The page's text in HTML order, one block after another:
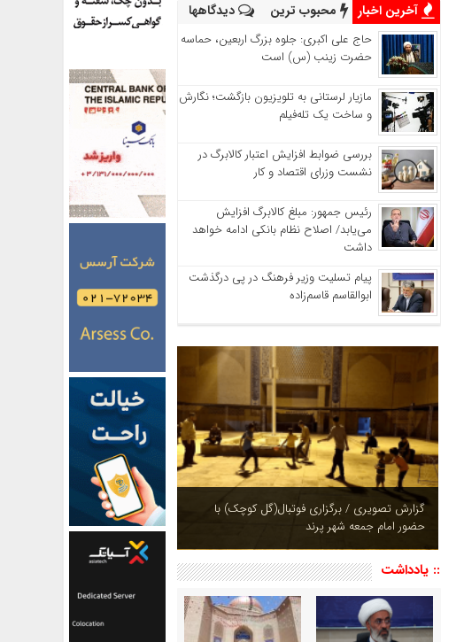
آخرین اخبار محبوب ترین دیدگاهها
حاج‌ علی‌ اکبری: جلوه بزرگ اربعین، حماسه
حضرت زینب (س) است
مازیار لرستانی به تلویزیون بازگشت؛ نگارش
و ساخت یک تله‌فیلم
بررسی ضوابط افزایش اعتبار کالابرگ در
نشست وزرای اقتصاد و کار
رئیس‌ جمهور: مبلغ کالابرگ افزایش
می‌یابد/ اصلاح نظام بانکی ادامه خواهد
داشت
پیام تسلیت وزیر فرهنگ در پی درگذشت
ابوالقاسم قاسم‌زاده
چشم نوازی بوستان های شهر پرند در فصل بهار +
تصاویر
:: یادداشت